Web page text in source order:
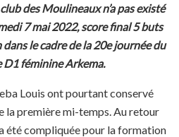
des Moulineaux n’a pas existé
7 mai 2022, score final 5 buts
le cadre de la 20e journée du
D1 féminine Arkema.
Louis ont pourtant conservé
la première mi-temps. Au retour
été compliquée pour la formation